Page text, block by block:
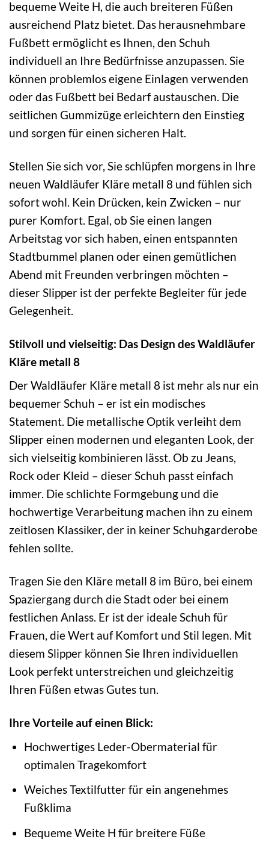
bequeme Weite H, die auch breiteren Füßen
ausreichend Platz bietet. Das herausnehmbare
Fußbett ermöglicht es Ihnen, den Schuh
individuell an Ihre Bedürfnisse anzupassen. Sie
können problemlos eigene Einlagen verwenden
oder das Fußbett bei Bedarf austauschen. Die
seitlichen Gummizüge erleichtern den Einstieg
und sorgen für einen sicheren Halt.
Stellen Sie sich vor, Sie schlüpfen morgens in Ihre
neuen Waldläufer Kläre metall 8 und fühlen sich
sofort wohl. Kein Drücken, kein Zwicken – nur
purer Komfort. Egal, ob Sie einen langen
Arbeitstag vor sich haben, einen entspannten
Stadtbummel planen oder einen gemütlichen
Abend mit Freunden verbringen möchten –
dieser Slipper ist der perfekte Begleiter für jede
Gelegenheit.
Stilvoll und vielseitig: Das Design des Waldläufer
Kläre metall 8
Der Waldläufer Kläre metall 8 ist mehr als nur ein
bequemer Schuh – er ist ein modisches
Statement. Die metallische Optik verleiht dem
Slipper einen modernen und eleganten Look, der
sich vielseitig kombinieren lässt. Ob zu Jeans,
Rock oder Kleid – dieser Schuh passt einfach
immer. Die schlichte Formgebung und die
hochwertige Verarbeitung machen ihn zu einem
zeitlosen Klassiker, der in keiner Schuhgarderobe
fehlen sollte.
Tragen Sie den Kläre metall 8 im Büro, bei einem
Spaziergang durch die Stadt oder bei einem
festlichen Anlass. Er ist der ideale Schuh für
Frauen, die Wert auf Komfort und Stil legen. Mit
diesem Slipper können Sie Ihren individuellen
Look perfekt unterstreichen und gleichzeitig
Ihren Füßen etwas Gutes tun.
Ihre Vorteile auf einen Blick:
Hochwertiges Leder-Obermaterial für
optimalen Tragekomfort
Weiches Textilfutter für ein angenehmes
Fußklima
Bequeme Weite H für breitere Füße